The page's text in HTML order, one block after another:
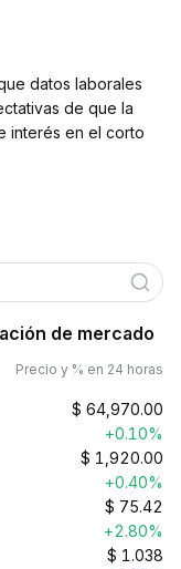
datos laborales
de que la
interés en el corto
de mercado
Precio y % en 24 horas
$ 64,970.00
+0.10%
$ 1,920.00
+0.40%
$ 75.42
+2.80%
$ 1.038